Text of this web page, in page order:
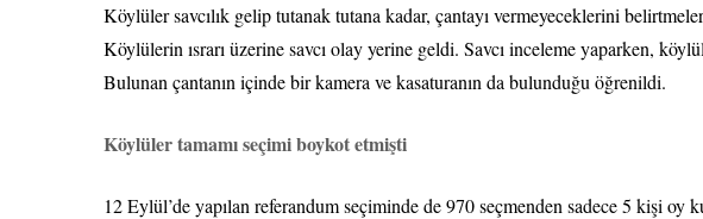
Köylüler savcılık gelip tutanak tutana kadar, çantayı vermeyeceklerini
Köylülerin ısrarı üzerine savcı olay yerine geldi. Savcı inceleme yaparken,
Bulunan çantanın içinde bir kamera ve kasaturanın da bulunduğu öğrenildi.
Köylüler tamamı seçimi boykot etmişti
12 Eylül’de yapılan referandum seçiminde de 970 seçmenden sadece 5 kişi oy